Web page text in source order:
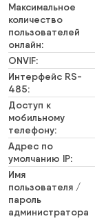
Максимальное
количество
пользователей
онлайн:
ONVIF:
Интерфейс RS-
485:
Доступ к
мобильному
телефону:
Адрес по
умолчанию IP:
Имя
пользователя /
пароль
администратора